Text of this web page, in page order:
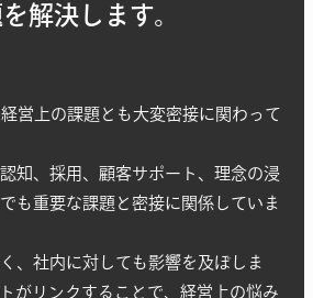
解決します。
営上の課題とも大変密接に関わって
知、採用、顧客サポート、理念の浸
も重要な課題と密接に関係していま
、社内に対しても影響を及ぼしま
がリンクすることで、経営上の悩み